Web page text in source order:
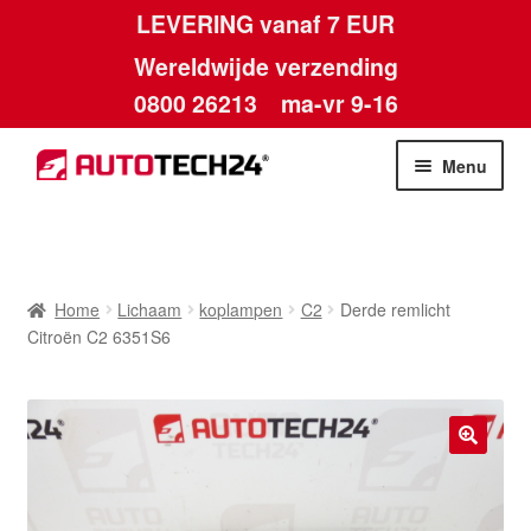
LEVERING vanaf 7 EUR
Wereldwijde verzending
0800 26213 ma-vr 9-16
Skip
to
Skip
to
Menu
Betalingen
Home Lichaam koplampen C2
Derde remlicht
Citroën C2 6351S6